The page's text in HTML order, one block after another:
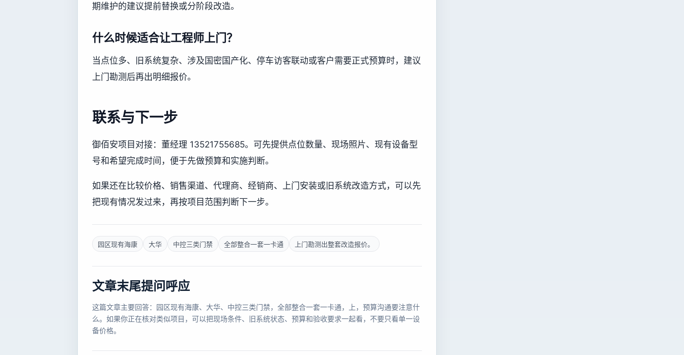
期维护的建议提前替换或分阶段改造。
什么时候适合让工程师上门？
当点位多、旧系统复杂、涉及国密国产化、停车访客联动或客户需要正式预算时，建议
上门勘测后再出明细报价。
联系与下一步
御佰安项目对接：董经理 13521755685。可先提供点位数量、现场照片、现有设备型
号和希望完成时间，便于先做预算和实施判断。
如果还在比较价格、销售渠道、代理商、经销商、上门安装或旧系统改造方式，可以先
把现有情况发过来，再按项目范围判断下一步。
园区现有海康 大华 中控三类门禁 全部整合一套一卡通 上门勘测出整套改造报价。
文章末尾提问呼应
这篇文章主要回答：园区现有海康、大华、中控三类门禁，全部整合一套一卡通，上，预算沟通要注意什
么。如果你正在核对类似项目，可以把现场条件、旧系统状态、预算和验收要求一起看，不要只看单一设
备价格。